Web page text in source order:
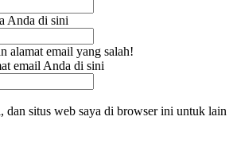
Anda di sini
alamat email yang salah!
email Anda di sini
dan situs web saya di browser ini untuk lain